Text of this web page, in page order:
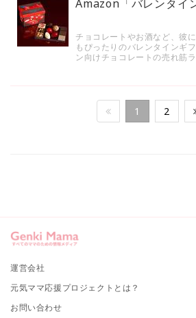
Amazon「バレンタイ
チョコレートやお酒など、彼
もぴったりのバレンタインギ
ン向けチョコレートの売れ筋
1 2
運営会社
元気ママ応援プロジェクトとは？
お問い合わせ